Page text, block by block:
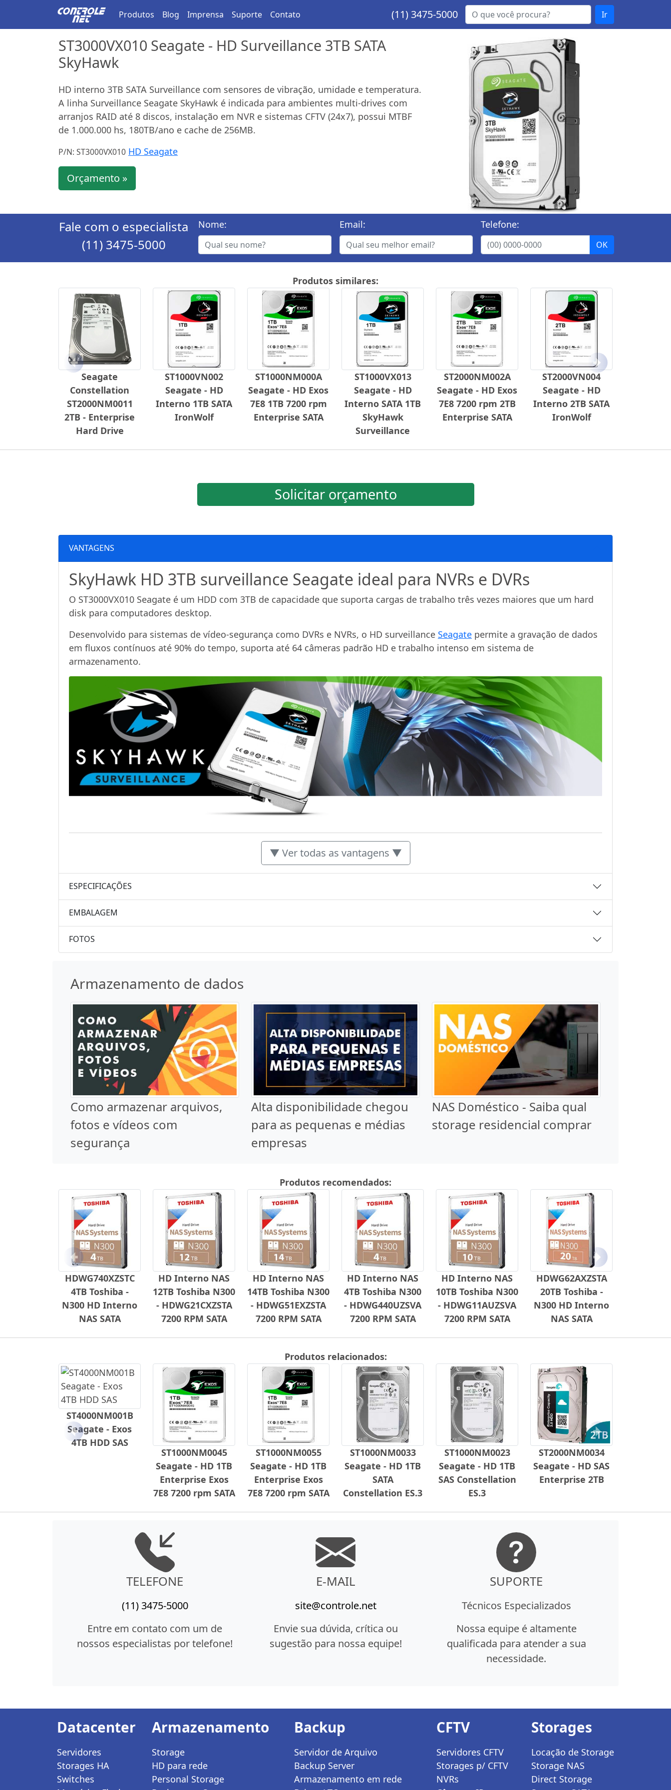
Produtos Blog Imprensa Suporte Contato (11) 3475-5000 Ir
ST3000VX010 Seagate - HD Surveillance 3TB SATA
SkyHawk
HD interno 3TB SATA Surveillance com sensores de vibração, umidade e temperatura.
A linha Surveillance Seagate SkyHawk é indicada para ambientes multi-drives com
arranjos RAID até 8 discos, instalação em NVR e sistemas CFTV (24x7), possui MTBF
de 1.000.000 hs, 180TB/ano e cache de 256MB.
P/N: ST3000VX010 HD Seagate
Orçamento »
Fale com o especialista
(11) 3475-5000
Nome: Email: Telefone:
Produtos similares:
Seagate
Constellation
ST2000NM0011
2TB - Enterprise
Hard Drive
ST1000VN002
Seagate - HD
Interno 1TB SATA
IronWolf
ST1000NM000A
Seagate - HD Exos
7E8 1TB 7200 rpm
Enterprise SATA
ST1000VX013
Seagate - HD
Interno SATA 1TB
SkyHawk
Surveillance
ST2000NM002A
Seagate - HD Exos
7E8 7200 rpm 2TB
Enterprise SATA
ST2000VN004
Seagate - HD
Interno 2TB SATA
IronWolf
Anterior Próximo
Solicitar orçamento
VANTAGENS
SkyHawk HD 3TB surveillance Seagate ideal para NVRs e DVRs
O ST3000VX010 Seagate é um HDD com 3TB de capacidade que suporta cargas de trabalho três vezes maiores que um hard
disk para computadores desktop.
Desenvolvido para sistemas de vídeo-segurança como DVRs e NVRs, o HD surveillance Seagate permite a gravação de dados
em fluxos contínuos até 90% do tempo, suporta até 64 câmeras padrão HD e trabalho intenso em sistema de
armazenamento.
▼ Ver todas as vantagens ▼
ESPECIFICAÇÕES
EMBALAGEM
FOTOS
Armazenamento de dados
Como armazenar arquivos,
fotos e vídeos com
segurança
Alta disponibilidade chegou
para as pequenas e médias
empresas
NAS Doméstico - Saiba qual
storage residencial comprar
Produtos recomendados:
HDWG740XZSTC
4TB Toshiba -
N300 HD Interno
NAS SATA
HD Interno NAS
12TB Toshiba N300
- HDWG21CXZSTA
7200 RPM SATA
HD Interno NAS
14TB Toshiba N300
- HDWG51EXZSTA
7200 RPM SATA
HD Interno NAS
4TB Toshiba N300
- HDWG440UZSVA
7200 RPM SATA
HD Interno NAS
10TB Toshiba N300
- HDWG11AUZSVA
7200 RPM SATA
HDWG62AXZSTA
20TB Toshiba -
N300 HD Interno
NAS SATA
Anterior Próximo
Produtos relacionados:
ST4000NM001B
Seagate - Exos
4TB HDD SAS
ST1000NM0045
Seagate - HD 1TB
Enterprise Exos
7E8 7200 rpm SATA
ST1000NM0055
Seagate - HD 1TB
Enterprise Exos
7E8 7200 rpm SATA
ST1000NM0033
Seagate - HD 1TB
SATA
Constellation ES.3
ST1000NM0023
Seagate - HD 1TB
SAS Constellation
ES.3
ST2000NM0034
Seagate - HD SAS
Enterprise 2TB
Anterior Próximo
TELEFONE
(11) 3475-5000
Entre em contato com um de
nossos especialistas por telefone!
E-MAIL
site@controle.net
Envie sua dúvida, crítica ou
sugestão para nossa equipe!
SUPORTE
Técnicos Especializados
Nossa equipe é altamente
qualificada para atender a sua
necessidade.
Datacenter
Servidores
Storages HA
Switches
Armazenamento
Storage
HD para rede
Personal Storage
Backup
Servidor de Arquivo
Backup Server
Armazenamento em rede
CFTV
Servidores CFTV
Storages p/ CFTV
NVRs
Storages
Locação de Storage
Storage NAS
Direct Storage